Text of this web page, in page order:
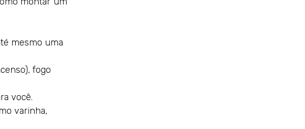
mesmo uma
fogo
você.
varinha,